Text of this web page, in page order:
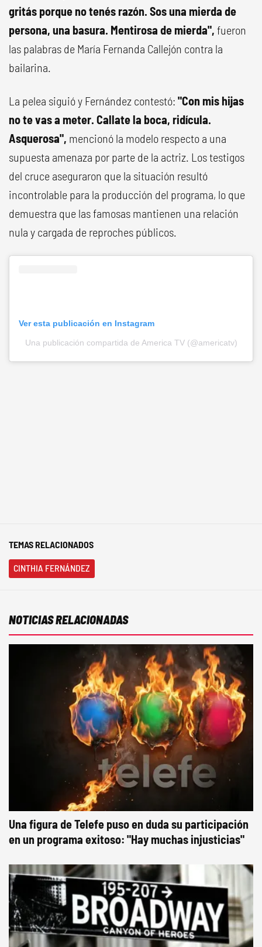
gritás porque no tenés razón. Sos una mierda de
persona, una basura. Mentirosa de mierda", fueron
las palabras de María Fernanda Callejón contra la
bailarina.
La pelea siguió y Fernández contestó: "Con mis hijas
no te vas a meter. Callate la boca, ridícula.
Asquerosa", mencionó la modelo respecto a una
supuesta amenaza por parte de la actriz. Los testigos
del cruce aseguraron que la situación resultó
incontrolable para la producción del programa, lo que
demuestra que las famosas mantienen una relación
nula y cargada de reproches públicos.
Ver esta publicación en Instagram
Una publicación compartida de America TV (@americatv)
TEMAS RELACIONADOS
CINTHIA FERNÁNDEZ
NOTICIAS RELACIONADAS
Una figura de Telefe puso en duda su participación
en un programa exitoso: "Hay muchas injusticias"